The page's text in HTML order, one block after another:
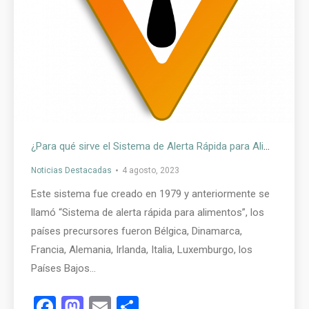
Noticias Destacadas 4 agosto, 2023
Este sistema fue creado en 1979 y anteriormente se
llamó “Sistema de alerta rápida para alimentos”, los
países precursores fueron Bélgica, Dinamarca,
Francia, Alemania, Irlanda, Italia, Luxemburgo, los
Países Bajos…